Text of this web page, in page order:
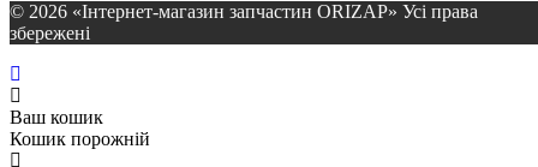
© 2026 «Інтернет-магазин запчастин ORIZAP» Усі права
збережені
Ваш кошик
Кошик порожній